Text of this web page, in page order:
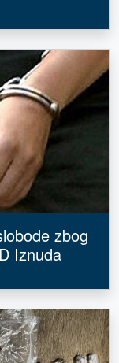
zbog
Iznuda